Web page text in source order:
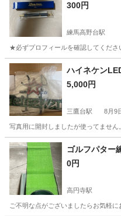
300円
練馬高野台駅
★必ずプロフィールを確認してくださ
東京 練馬区 練馬高野台駅
ハイネケン
5,000円
三鷹台駅 8月9
写真用に開封しましたが使ってませ
東京 三鷹市 三鷹台駅
ゴルフパター
0円
高円寺駅
ご不明な点がございましたらお気軽に